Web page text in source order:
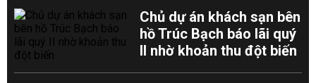
Chủ dự án khách sạn bên
hồ Trúc Bạch báo lãi quý
II nhờ khoản thu đột biến